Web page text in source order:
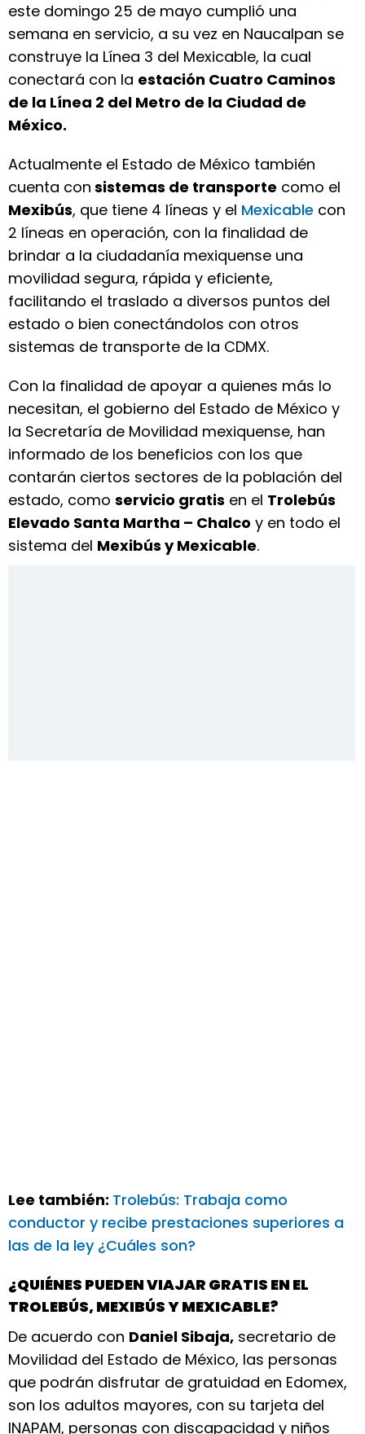
este domingo 25 de mayo cumplió una
semana en servicio, a su vez en Naucalpan se
construye la Línea 3 del Mexicable, la cual
conectará con la estación Cuatro Caminos
de la Línea 2 del Metro de la Ciudad de
México.
Actualmente el Estado de México también
cuenta con sistemas de transporte como el
Mexibús, que tiene 4 líneas y el Mexicable con
2 líneas en operación, con la finalidad de
brindar a la ciudadanía mexiquense una
movilidad segura, rápida y eficiente,
facilitando el traslado a diversos puntos del
estado o bien conectándolos con otros
sistemas de transporte de la CDMX.
Con la finalidad de apoyar a quienes más lo
necesitan, el gobierno del Estado de México y
la Secretaría de Movilidad mexiquense, han
informado de los beneficios con los que
contarán ciertos sectores de la población del
estado, como servicio gratis en el Trolebús
Elevado Santa Martha – Chalco y en todo el
sistema del Mexibús y Mexicable.
Lee también: Trolebús: Trabaja como
conductor y recibe prestaciones superiores a
las de la ley ¿Cuáles son?
¿QUIÉNES PUEDEN VIAJAR GRATIS EN EL
TROLEBÚS, MEXIBÚS Y MEXICABLE?
De acuerdo con Daniel Sibaja, secretario de
Movilidad del Estado de México, las personas
que podrán disfrutar de gratuidad en Edomex,
son los adultos mayores, con su tarjeta del
INAPAM, personas con discapacidad y niños